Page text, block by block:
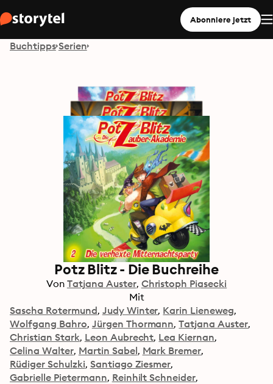
Abonniere jetzt
Buchtipps Serien
Potz Blitz - Die Buchreihe
Von Tatjana Auster Christoph Piasecki
Mit
Sascha Rotermund Judy Winter Karin Lieneweg
Wolfgang Bahro Jürgen Thormann Tatjana Auster
Christian Stark Leon Aubrecht Lea Kiernan
Celina Walter Martin Sabel Mark Bremer
Rüdiger Schulzki Santiago Ziesmer
Gabrielle Pietermann Reinhilt Schneider